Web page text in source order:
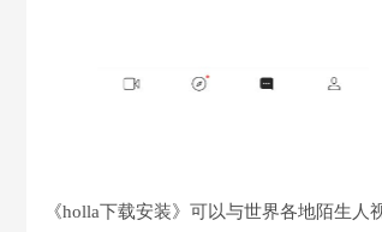
《holla下载安装》可以与世界各地陌生